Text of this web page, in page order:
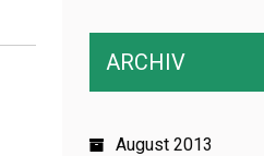
ARCHIV
August 2013